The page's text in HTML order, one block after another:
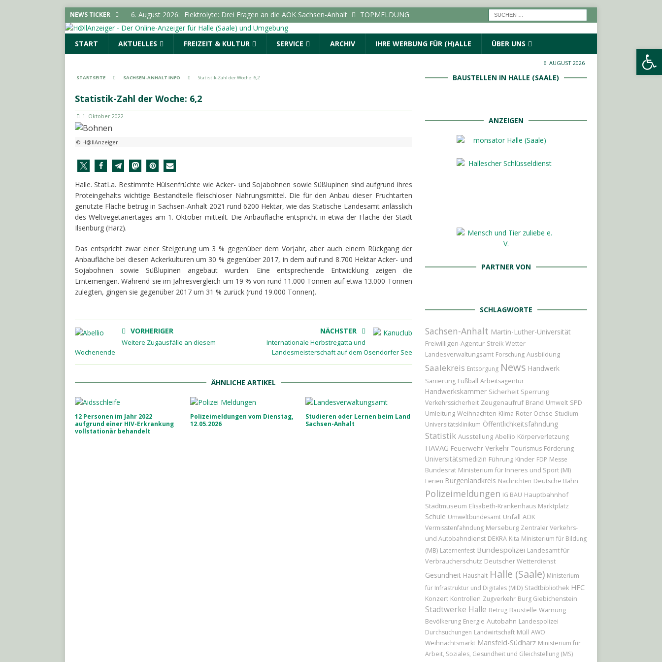
Werkzeugleiste öffnen
NEWS TICKER 6. August 2026: Elektrolyte: Drei Fragen an die AOK Sachsen-Anhalt
TOPMELDUNG
6. August 2026: Mit der HAVAG gratis zu „Im Sommer nach 8“ auf den Marktplatz
LOKALE NACHRICHTEN - HALLE (SAALE) & UMGEBUNG
LOKALE NACHRICHTEN - HALLE (SAALE) & UMGEBUNG
LOKALE NACHRICHTEN - HALLE (SAALE) & UMGEBUNG
START AKTUELLES FREIZEIT & KULTUR SERVICE ARCHIV IHRE WERBUNG FÜR (H)ALLE ÜBER UNS
6. AUGUST 2026
STARTSEITE SACHSEN-ANHALT INFO Statistik-Zahl der Woche: 6,2
Statistik-Zahl der Woche: 6,2
1. Oktober 2022
© H@llAnzeiger
Halle. StatLa. Bestimmte Hülsenfrüchte wie Acker- und Sojabohnen sowie Süßlupinen sind aufgrund ihres
Proteingehalts wichtige Bestandteile fleischloser Nahrungsmittel. Die für den Anbau dieser Fruchtarten
genutzte Fläche betrug in Sachsen-Anhalt 2021 rund 6200 Hektar, wie das Statische Landesamt anlässlich
des Weltvegetariertages am 1. Oktober mitteilt. Die Anbaufläche entspricht in etwa der Fläche der Stadt
Ilsenburg (Harz).
Das entspricht zwar einer Steigerung um 3 % gegenüber dem Vorjahr, aber auch einem Rückgang der
Anbaufläche bei diesen Ackerkulturen um 30 % gegenüber 2017, in dem auf rund 8.700 Hektar Acker- und
Sojabohnen sowie Süßlupinen angebaut wurden. Eine entsprechende Entwicklung zeigen die
Erntemengen. Während sie im Jahresvergleich um 19 % von rund 11.000 Tonnen auf etwa 13.000 Tonnen
zulegten, gingen sie gegenüber 2017 um 31 % zurück (rund 19.000 Tonnen).
VORHERIGER
Weitere Zugausfälle an diesem
Wochenende
NÄCHSTER
Internationale Herbstregatta und
Landesmeisterschaft auf dem Osendorfer See
ÄHNLICHE ARTIKEL
12 Personen im Jahr 2022
aufgrund einer HIV-Erkrankung
vollstationär behandelt
Polizeimeldungen vom Dienstag,
12.05.2026
Studieren oder Lernen beim Land
Sachsen-Anhalt
BAUSTELLEN IN HALLE (SAALE)
ANZEIGEN
PARTNER VON
SCHLAGWORTE
Sachsen-Anhalt Martin-Luther-Universität
Freiwilligen-Agentur Streik Wetter
Landesverwaltungsamt Forschung Ausbildung
Saalekreis Entsorgung News Handwerk
Sanierung Fußball Arbeitsagentur
Handwerkskammer Sicherheit Sperrung
Verkehrssicherheit Zeugenaufruf Brand Umwelt SPD
Umleitung Weihnachten Klima Roter Ochse Studium
Universitätsklinikum Öffentlichkeitsfahndung
Statistik Ausstellung Abellio Körperverletzung
HAVAG Feuerwehr Verkehr Tourismus Förderung
Universitätsmedizin Führung Kinder FDP Messe
Bundesrat Ministerium für Inneres und Sport (MI)
Ferien Burgenlandkreis Nachrichten Deutsche Bahn
Polizeimeldungen IG BAU Hauptbahnhof
Stadtmuseum Elisabeth-Krankenhaus Marktplatz
Schule Umweltbundesamt Unfall AOK
Vermisstenfahndung Merseburg Zentraler Verkehrs-
und Autobahndienst DEKRA Kita Ministerium für Bildung
(MB) Laternenfest Bundespolizei Landesamt für
Verbraucherschutz Deutscher Wetterdienst
Gesundheit Haushalt Halle (Saale) Ministerium
für Infrastruktur und Digitales (MID) Stadtbibliothek HFC
Konzert Kontrollen Zugverkehr Burg Giebichenstein
Stadtwerke Halle Betrug Baustelle Warnung
Bevölkerung Energie Autobahn Landespolizei
Durchsuchungen Landwirtschaft Müll AWO
Weihnachtsmarkt Mansfeld-Südharz Ministerium für
Arbeit, Soziales, Gesundheit und Gleichstellung (MS)